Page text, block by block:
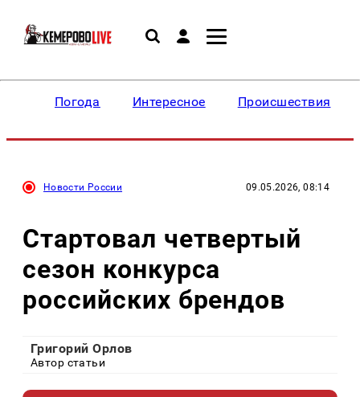
Погода Интересное Происшествия
Новости России 09.05.2026, 08:14
Стартовал четвертый
сезон конкурса
российских брендов
Григорий Орлов
Автор статьи